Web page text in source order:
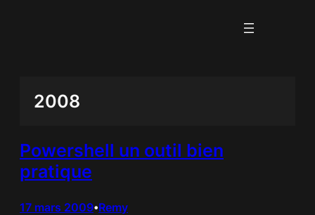
2008
Powershell un outil bien
pratique
17 mars 2009•Remy